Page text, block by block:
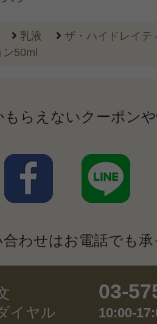
乳液
ザ・ハイドレイテ
50ml
らえないクーポン
合わせはお電話でも
イヤル
03-
10:00-